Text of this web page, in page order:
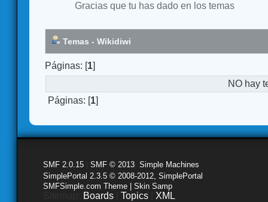
Gracias que tu has dado en los temas
Temas - Wikidiwi
Páginas: [1]
NO hay
Páginas: [1]
SMF 2.0.15 SMF © 2013 Simple Machines
SimplePortal 2.3.5 © 2008-2012, SimplePortal
SMFSimple.com Theme | Skin Samp
Boards Topics XML